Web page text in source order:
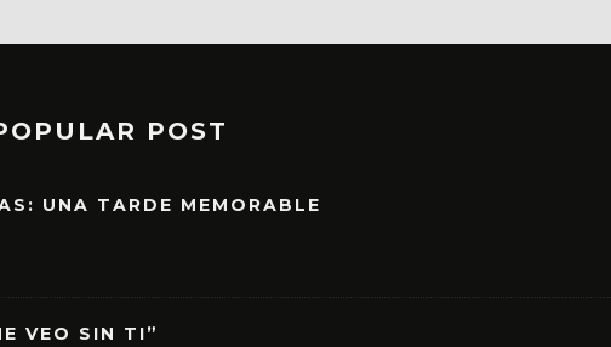
POST
UNA TARDE MEMORABLE
VEO SIN TI”